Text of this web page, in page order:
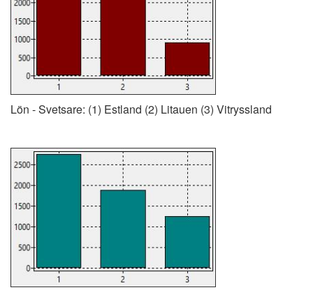
Lön - Svetsare: (1) Estland (2) Litauen (3) Vitryssland